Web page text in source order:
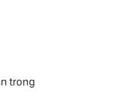
trong